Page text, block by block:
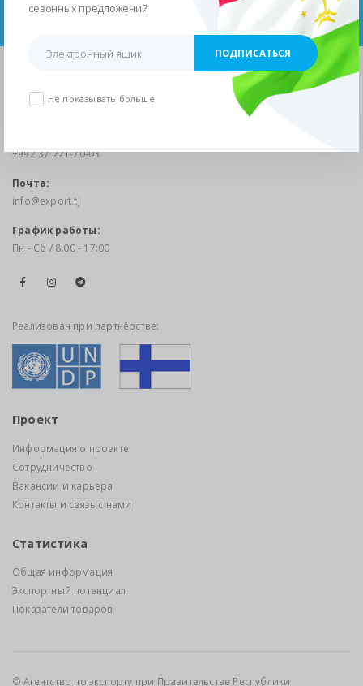
сезонных предложений
Не показывать больше
ПЕРЕЙТИ
г.Душанбе, ул.М.Турсунзода 23
+992 37 221-70-03
Почта:
info@export.tj
График работы:
Пн - Сб / 8:00 - 17:00
Реализован при партнёрстве:
Проект
Информация о проекте
Сотрудничество
Вакансии и карьера
Контакты и связь с нами
Статистика
Общая информация
Экспортный потенциал
Показатели товаров
© Агентство по экспорту при Правительстве Республики